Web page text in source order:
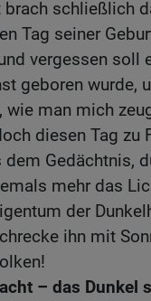
schließlich
Tag seiner
vergessen soll
geboren wurde,
wie man mich
diesen Tag zu
dem Gedächtnis,
mehr das
der
ihn mit
– das Dunkel